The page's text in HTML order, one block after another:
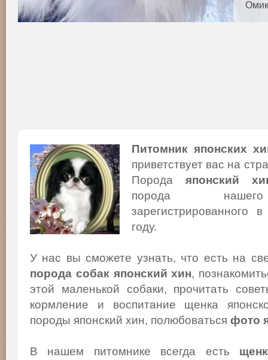
Питомник японских
приветствует вас на
Порода японский
порода
году.
У нас вы сможете узнать, что есть на
порода собак японский хин,
этой маленькой собаки, прочитать
кормление и воспитание щенка
породы японский хин, полюбоваться фото
В нашем питомнике всегда есть